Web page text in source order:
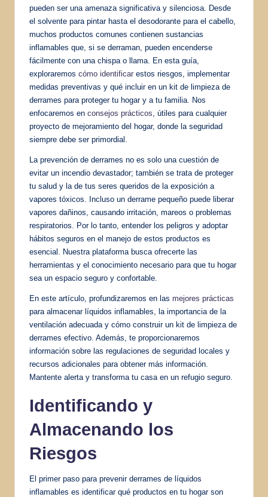
pueden ser una amenaza significativa y silenciosa. Desde
el solvente para pintar hasta el desodorante para el cabello,
muchos productos comunes contienen sustancias
inflamables que, si se derraman, pueden encenderse
fácilmente con una chispa o llama. En esta guía,
exploraremos cómo identificar estos riesgos, implementar
medidas preventivas y qué incluir en un kit de limpieza de
derrames para proteger tu hogar y a tu familia. Nos
enfocaremos en consejos prácticos , útiles para cualquier
proyecto de mejoramiento del hogar, donde la seguridad
siempre debe ser primordial.
La prevención de derrames no es solo una cuestión de
evitar un incendio devastador; también se trata de proteger
tu salud y la de tus seres queridos de la exposición a
vapores tóxicos. Incluso un derrame pequeño puede liberar
vapores dañinos, causando irritación, mareos o problemas
respiratorios. Por lo tanto, entender los peligros y adoptar
hábitos seguros en el manejo de estos productos es
esencial. Nuestra plataforma busca ofrecerte las
herramientas y el conocimiento necesario para que tu hogar
sea un espacio seguro y confortable.
En este artículo, profundizaremos en las mejores prácticas
para almacenar líquidos inflamables, la importancia de la
ventilación adecuada y cómo construir un kit de limpieza de
derrames efectivo. Además, te proporcionaremos
información sobre las regulaciones de seguridad locales y
recursos adicionales para obtener más información.
Mantente alerta y transforma tu casa en un refugio seguro.
Identificando y
Almacenando los
Riesgos
El primer paso para prevenir derrames de líquidos
inflamables es identificar qué productos en tu hogar son